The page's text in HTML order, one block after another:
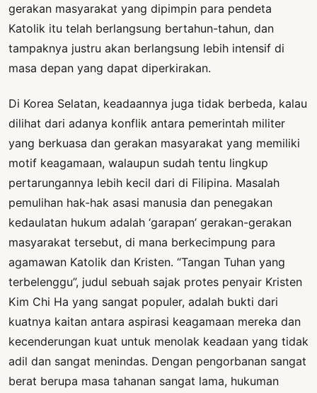
gerakan masyarakat yang dipimpin para pendeta
Katolik itu telah berlangsung bertahun-tahun, dan
tampaknya justru akan berlangsung lebih intensif di
masa depan yang dapat diperkirakan.
Di Korea Selatan, keadaannya juga tidak berbeda, kalau
dilihat dari adanya konflik antara pemerintah militer
yang berkuasa dan gerakan masyarakat yang memiliki
motif keagamaan, walaupun sudah tentu lingkup
pertarungannya lebih kecil dari di Filipina. Masalah
pemulihan hak-hak asasi manusia dan penegakan
kedaulatan hukum adalah ‘garapan’ gerakan-gerakan
masyarakat tersebut, di mana berkecimpung para
agamawan Katolik dan Kristen. “Tangan Tuhan yang
terbelenggu”, judul sebuah sajak protes penyair Kristen
Kim Chi Ha yang sangat populer, adalah bukti dari
kuatnya kaitan antara aspirasi keagamaan mereka dan
kecenderungan kuat untuk menolak keadaan yang tidak
adil dan sangat menindas. Dengan pengorbanan sangat
berat berupa masa tahanan sangat lama, hukuman